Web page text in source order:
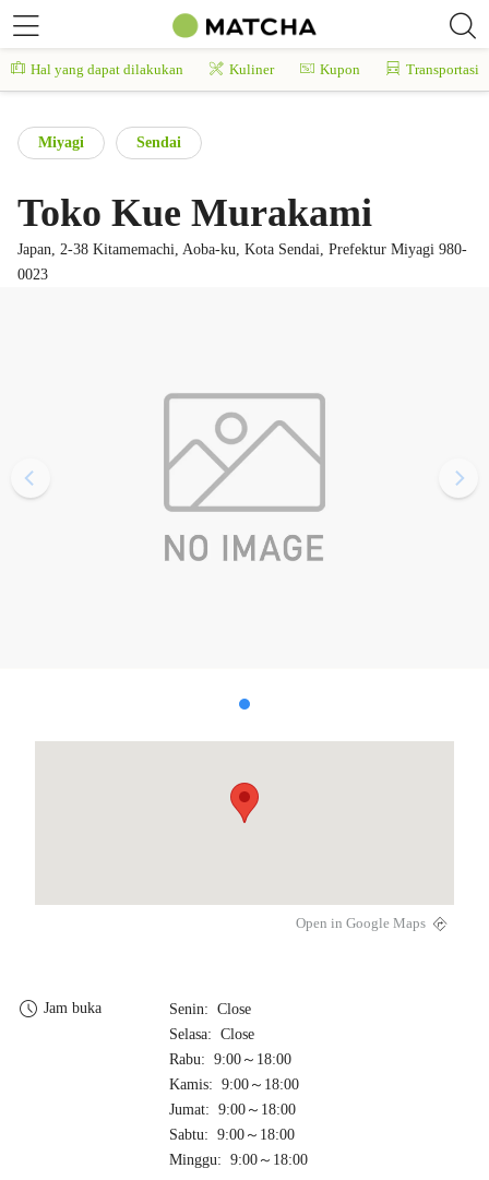
Hal yang dapat dilakukan Kuliner Kupon Transportasi
Miyagi Sendai
Toko Kue Murakami
Japan, 2-38 Kitamemachi, Aoba-ku, Kota Sendai, Prefektur Miyagi 980-
0023
Open in Google Maps
Jam buka
Senin: Close
Selasa: Close
Rabu: 9:00～18:00
Kamis: 9:00～18:00
Jumat: 9:00～18:00
Sabtu: 9:00～18:00
Minggu: 9:00～18:00